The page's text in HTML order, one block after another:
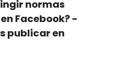
normas
Facebook? -
publicar en